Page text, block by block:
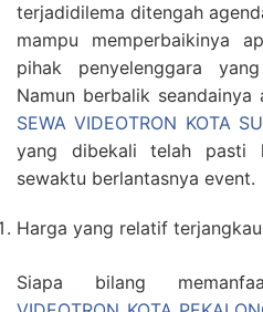
terjadidilema ditengah
mampu memperbaikinya
pihak penyelenggara
Namun berbalik seandainya
SEWA VIDEOTRON KOTA
yang dibekali telah pasti
sewaktu berlantasnya event.
Harga yang relatif terjangkau
Siapa bilang